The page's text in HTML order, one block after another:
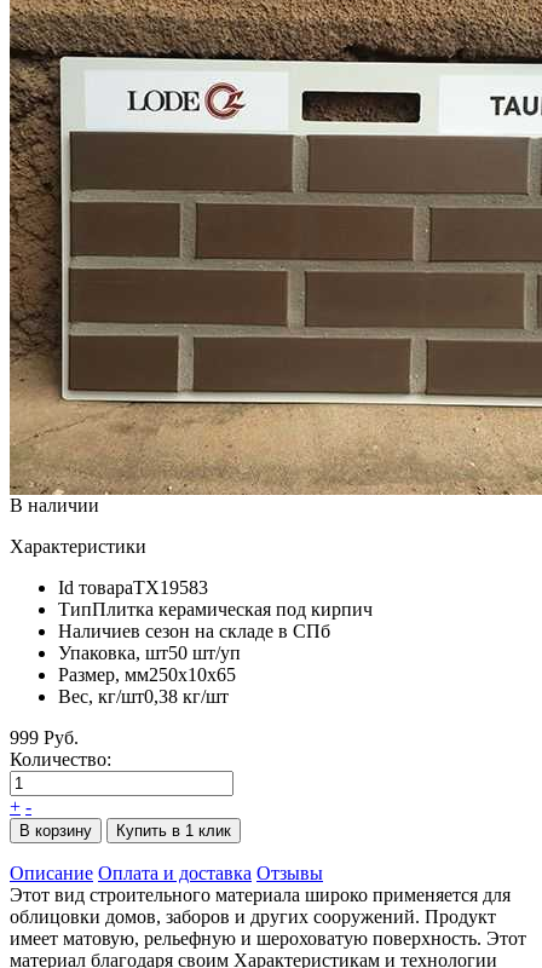
В наличии
Характеристики
Id товараТХ19583
ТипПлитка керамическая под кирпич
Наличиев сезон на складе в СПб
Упаковка, шт50 шт/уп
Размер, мм250x10x65
Вес, кг/шт0,38 кг/шт
999 Руб.
Количество:
+ -
В корзину Купить в 1 клик
Описание Оплата и доставка Отзывы
Этот вид строительного материала широко применяется для
облицовки домов, заборов и других сооружений. Продукт
имеет матовую, рельефную и шероховатую поверхность. Этот
материал благодаря своим Характеристикам и технологии